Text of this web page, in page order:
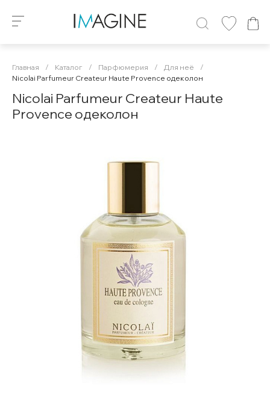
Главная / Каталог / Парфюмерия / Для неё
/
Nicolai Parfumeur Createur Haute Provence одеколон
Nicolai Parfumeur Createur Haute
Provence одеколон